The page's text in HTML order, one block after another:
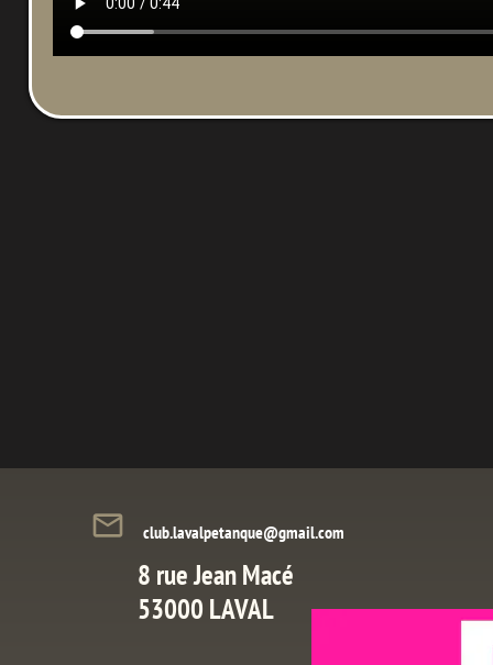
mail_outline club.lavalpetanque@gmail.com
8 rue Jean Macé
53000 LAVAL